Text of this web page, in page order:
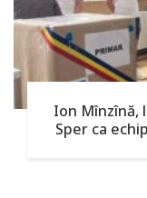
Ion Mînzînă,
Sper ca